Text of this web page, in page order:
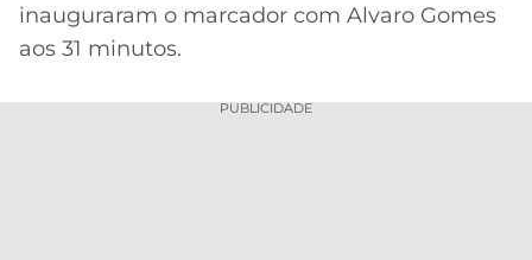
inauguraram o marcador com Alvaro Gomes
aos 31 minutos.
PUBLICIDADE